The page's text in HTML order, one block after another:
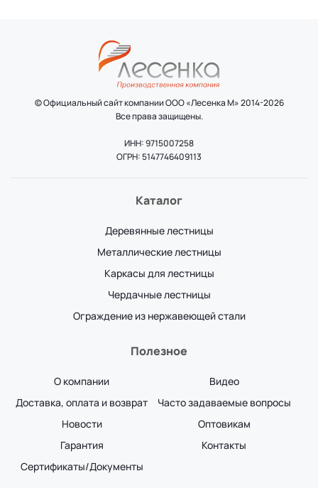
© Официальный сайт компании ООО «Лесенка М» 2014-2026
Все права защищены.
ИНН: 9715007258
ОГРН: 5147746409113
Каталог
Деревянные лестницы
Металлические лестницы
Каркасы для лестницы
Чердачные лестницы
Ограждение из нержавеющей стали
Полезное
О компании
Доставка, оплата и возврат
Новости
Гарантия
Сертификаты/Документы
Видео
Часто задаваемые вопросы
Оптовикам
Контакты